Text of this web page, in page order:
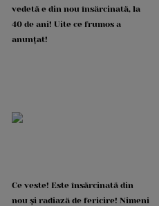
vedetă e din nou însărcinată, la
40 de ani! Uite ce frumos a
anunțat!
Ce veste! Este însărcinată din
nou și radiază de fericire! Nimeni